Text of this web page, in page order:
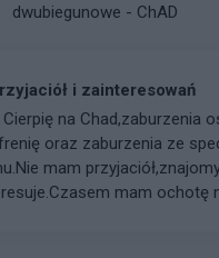
dwubiegunowe - ChAD
i zainteresowań
na Chad,zaburzenia
oraz zaburzenia ze
mam
mam ochotę